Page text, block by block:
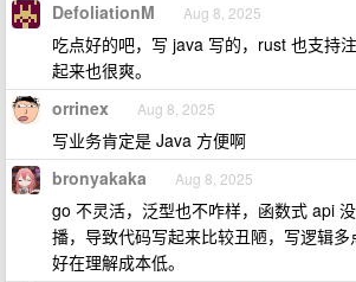
DefoliationM Aug 8, 2025
吃点好的吧，写 java 写的，rust 也支持
起来也很爽。
orrinex Aug 8, 2025
写业务肯定是 Java 方便啊
bronyakaka Aug 8, 2025
go 不灵活，泛型也不咋样，函数式 api
播，导致代码写起来比较丑陋，写逻辑多
好在理解成本低。